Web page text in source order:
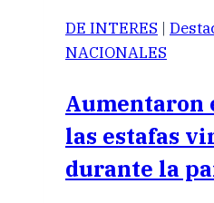
DE INTERES |
NACIONALES
Aumentaron
las estafas
durante la